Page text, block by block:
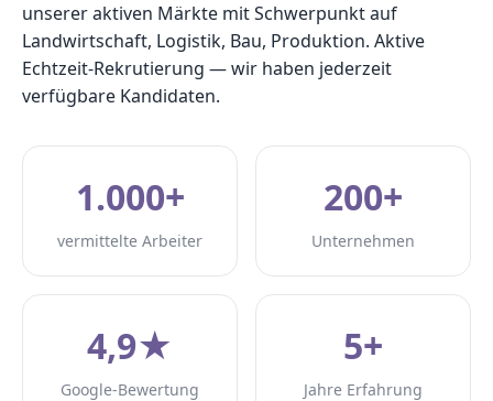
unserer aktiven Märkte mit Schwerpunkt auf
Landwirtschaft, Logistik, Bau, Produktion. Aktive
Echtzeit-Rekrutierung — wir haben jederzeit
verfügbare Kandidaten.
1.000+
vermittelte Arbeiter
200+
Unternehmen
4,9★
Google-Bewertung
5+
Jahre Erfahrung